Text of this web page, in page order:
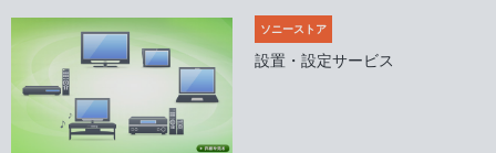
ソニーストア
設置・設定サービス